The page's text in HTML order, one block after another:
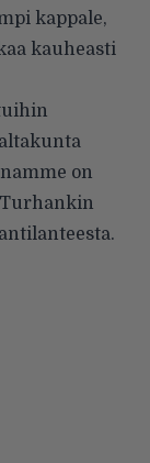
kappale,
kauheasti
on